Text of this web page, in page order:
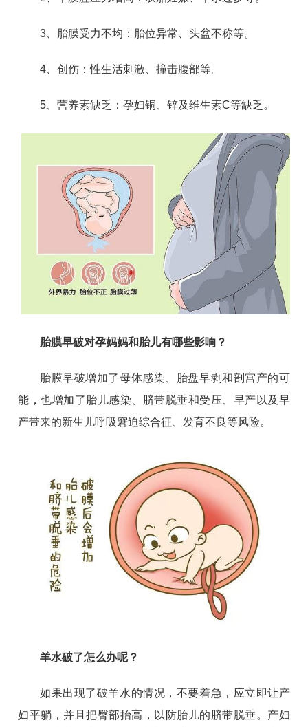
3、胎膜受力不均：胎位异常、头盆不称等。
4、创伤：性生活刺激、撞击腹部等。
5、营养素缺乏：孕妇铜、锌及维生素C等缺乏。
胎膜早破对孕妈妈和胎儿有哪些影响？
胎膜早破增加了母体感染、胎盘早剥和剖宫产的可
能，也增加了胎儿感染、脐带脱垂和受压、早产以及早
产带来的新生儿呼吸窘迫综合征、发育不良等风险。
羊水破了怎么办呢？
如果出现了破羊水的情况，不要着急，应立即让产
妇平躺，并且把臀部抬高，以防胎儿的脐带脱垂。产妇